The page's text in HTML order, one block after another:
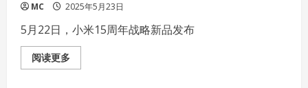
MC 2025年5月23日
5月22日，小米15周年战略新品发布
阅读更多Read
more